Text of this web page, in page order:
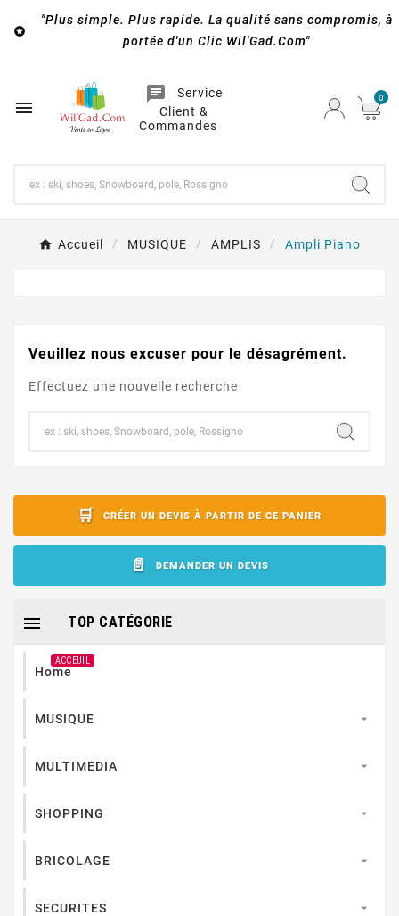

"Plus simple. Plus rapide. La qualité sans compromis, à
portée d'un Clic Wil'Gad.Com"

chat
Service
Client &
Commandes
0
Accueil MUSIQUE AMPLIS Ampli Piano
Veuillez nous excuser pour le désagrément.
Effectuez une nouvelle recherche
CRÉER UN DEVIS À PARTIR DE CE PANIER
DEMANDER UN DEVIS
TOP CATÉGORIE

Home
ACCEUIL
MUSIQUE 
MULTIMEDIA 
SHOPPING 
BRICOLAGE 
SECURITES 